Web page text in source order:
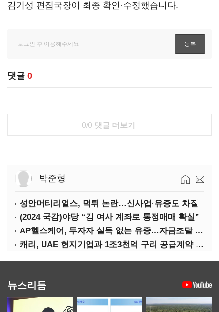
김기성 편집국장이 최종 확인·수정했습니다.
댓글 0
0/0 댓글 더보기
박준형
성안머티리얼스, 먹튀 논란…신사업·유증도 차질
(2024 국감)야당 “김 여사 계좌로 통정매매 확실”
AP헬스케어, 투자자 설득 없는 유증…자금조달 ‘빨간불’
캐리, UAE 현지기업과 1조3천억 구리 공급계약 체결
뉴스리듬